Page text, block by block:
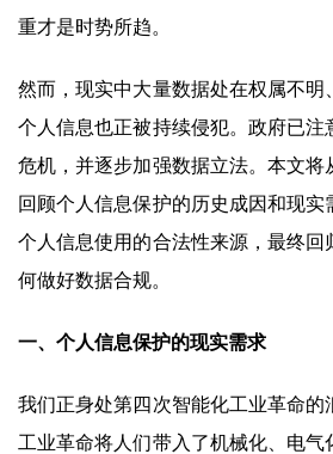
重才是时势所趋。
然而，现实中大量数据处在权属不明
个人信息也正被持续侵犯。政府已注
危机，并逐步加强数据立法。本文将
回顾个人信息保护的历史成因和现
个人信息使用的合法性来源，最终回
何做好数据合规。
一、个人信息保护的现实需求
我们正身处第四次智能化工业革命的
工业革命将人们带入了机械化、电气